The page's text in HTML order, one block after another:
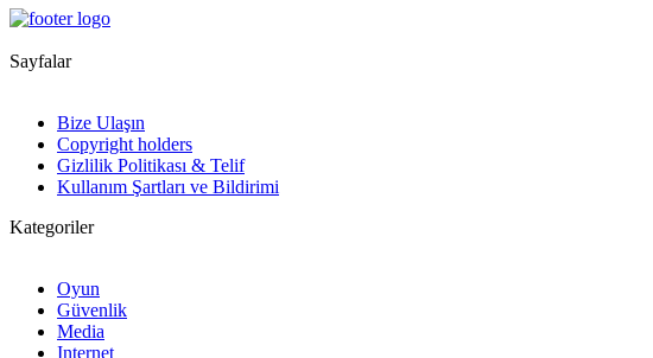
Sayfalar
Bize Ulaşın
Copyright holders
Gizlilik Politikası & Telif
Kullanım Şartları ve Bildirimi
Kategoriler
Oyun
Güvenlik
Media
Internet